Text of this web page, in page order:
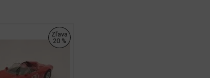
Zľava
20 %